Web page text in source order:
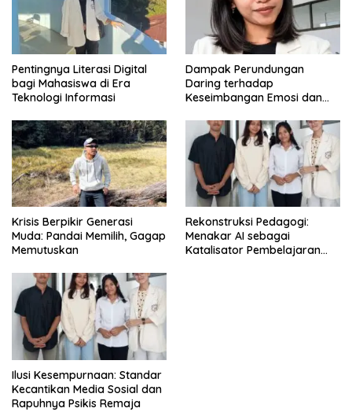
Pentingnya Literasi Digital
bagi Mahasiswa di Era
Teknologi Informasi
Dampak Perundungan
Daring terhadap
Keseimbangan Emosi dan
Krisis Berpikir Generasi
Muda: Pandai Memilih, Gagap
Memutuskan
Rekonstruksi Pedagogi:
Menakar AI sebagai
Katalisator Pembelajaran
Ilusi Kesempurnaan: Standar
Kecantikan Media Sosial dan
Rapuhnya Psikis Remaja